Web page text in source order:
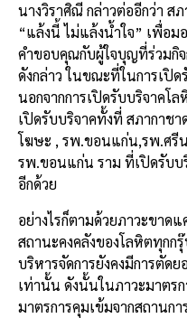
นางวิราศิณี กล่าวต่ออีกว่า ส
“แล้งนี้ ไม่แล้งน้ำใจ” เพื่อ
คำขอบคุณกับผู้ใจบุญที่ร่วมกิ
ดังกล่าว ในขณะที่ในการเปิ
นอกจากการเปิดรับบริจาค
เปิดรับบริจาคทั้งที่ สภากาช
โฆษะ , รพ.ขอนแก่น,รพ.ศรี
รพ.ขอนแก่น ราม ที่เปิดรับบ
อีกด้วย
อย่างไรก็ตามด้วยภาวะขา
สถานะคงคลังของโลหิตทุกก
บริหารจัดการยังคงมีการตัดย
เท่านั้น ดังนั้นในภาวะมาตร
มาตรการคุมเข้มจากสถานก